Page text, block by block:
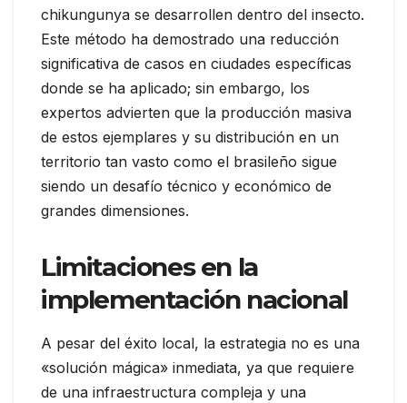
chikungunya se desarrollen dentro del insecto.
Este método ha demostrado una reducción
significativa de casos en ciudades específicas
donde se ha aplicado; sin embargo, los
expertos advierten que la producción masiva
de estos ejemplares y su distribución en un
territorio tan vasto como el brasileño sigue
siendo un desafío técnico y económico de
grandes dimensiones.
Limitaciones en la
implementación nacional
A pesar del éxito local, la estrategia no es una
«solución mágica» inmediata, ya que requiere
de una infraestructura compleja y una